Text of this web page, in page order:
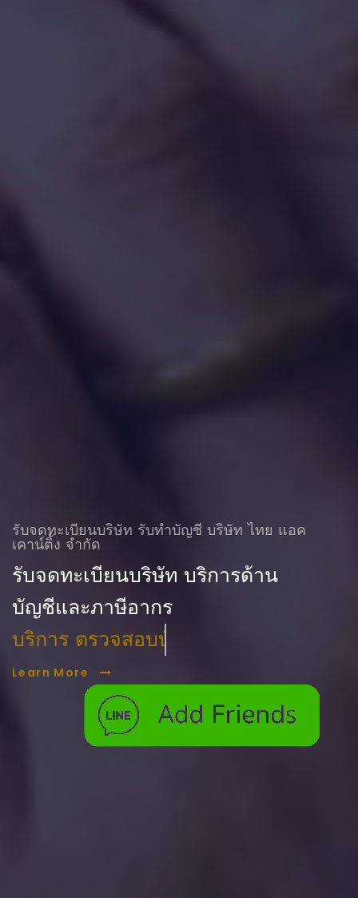
รับจดทะเบียนบริษัท รับทําบัญชี บริษัท ไทย แอค
เคาน์ติ้ง จำกัด
รับจดทะเบียนบริษัท บริการด้าน
บัญชีและภาษีอากร
บริการ ตรวจสอบบัญชี
Learn More